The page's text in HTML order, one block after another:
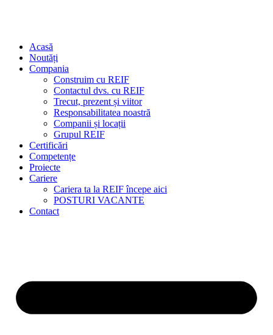
Acasă
Noutăți
Compania
Construim cu REIF
Contactul dvs. cu REIF
Trecut, prezent și viitor
Responsabilitatea noastră
Companii și locații
Grupul REIF
Certificări
Competențe
Proiecte
Cariere
Cariera ta la REIF începe aici
POSTURI VACANTE
Contact